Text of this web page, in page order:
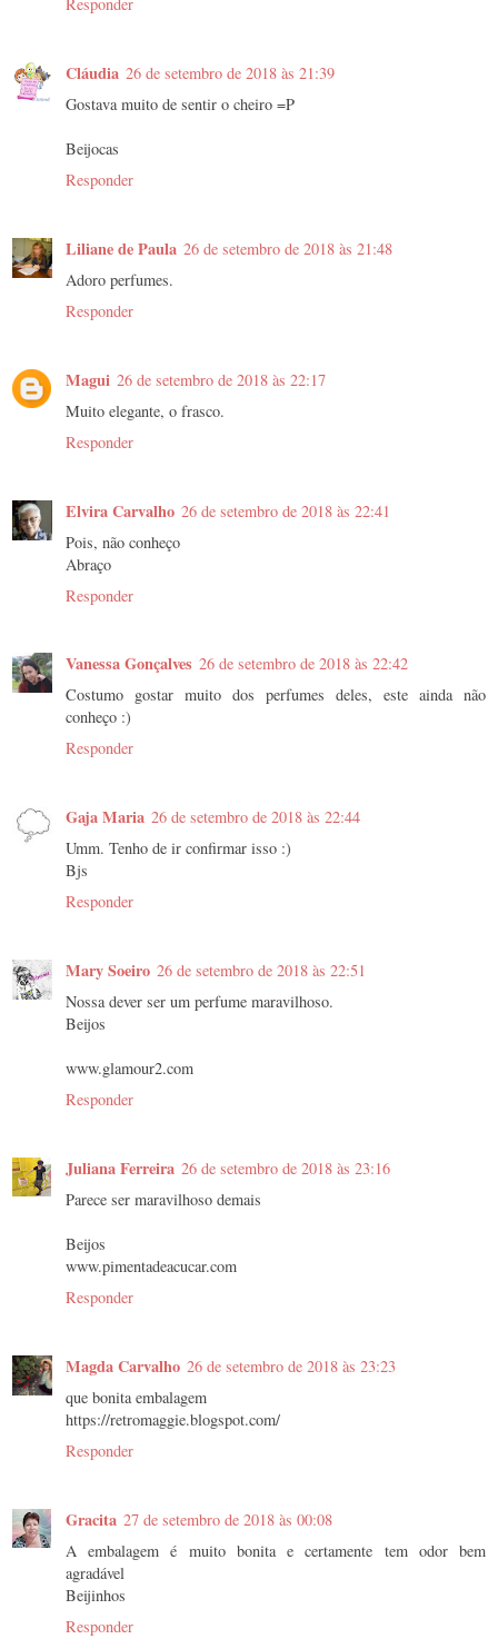
Cláudia 26 de setembro de 2018 às 21:39
Gostava muito de sentir o cheiro =P
Beijocas
Responder
Liliane de Paula 26 de setembro de 2018 às 21:48
Adoro perfumes.
Responder
Magui 26 de setembro de 2018 às 22:17
Muito elegante, o frasco.
Responder
Elvira Carvalho 26 de setembro de 2018 às 22:41
Pois, não conheço
Abraço
Responder
Vanessa Gonçalves 26 de setembro de 2018 às 22:42
Costumo gostar muito dos perfumes deles, este ainda não
conheço :)
Responder
Gaja Maria 26 de setembro de 2018 às 22:44
Umm. Tenho de ir confirmar isso :)
Bjs
Responder
Mary Soeiro 26 de setembro de 2018 às 22:51
Nossa dever ser um perfume maravilhoso.
Beijos
www.glamour2.com
Responder
Juliana Ferreira 26 de setembro de 2018 às 23:16
Parece ser maravilhoso demais
Beijos
www.pimentadeacucar.com
Responder
Magda Carvalho 26 de setembro de 2018 às 23:23
que bonita embalagem
https://retromaggie.blogspot.com/
Responder
Gracita 27 de setembro de 2018 às 00:08
A embalagem é muito bonita e certamente tem odor bem
agradável
Beijinhos
Responder